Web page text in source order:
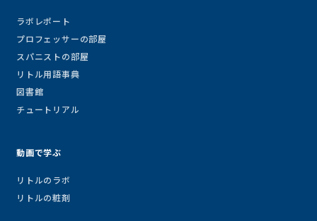
ラボレポート
プロフェッサーの部屋
スパニストの部屋
リトル用語事典
図書館
チュートリアル
動画で学ぶ
リトルのラボ
リトルの粧剤